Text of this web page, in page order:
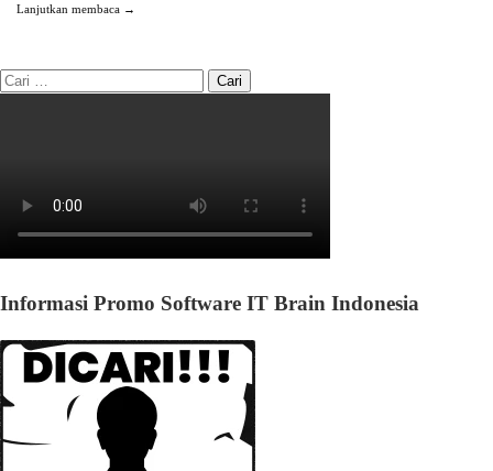
Lanjutkan membaca →
Informasi Promo Software IT Brain Indonesia